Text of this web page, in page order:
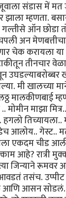
संडास में मत
म्हणता.
ऑन छोडा
अन
चेक करायला
तीनचार
मी खालच्या
माझा
तिच्यायला..
गेस्ट..
एकदम चीड
आहे? रात्री
रूमवर
तसंच. उप्पीट
आणि आसन